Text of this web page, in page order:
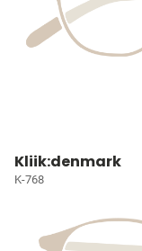
Kliik:denmark
K-768